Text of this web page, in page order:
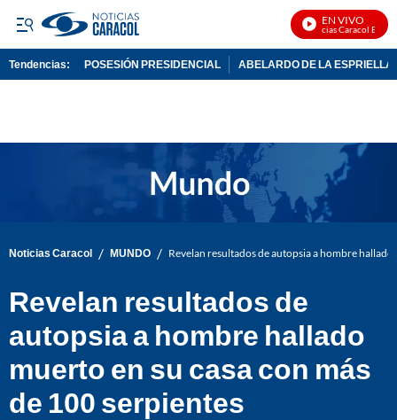
EN VIVO
Noticias Caracol En Vivo
Tendencias: POSESIÓN PRESIDENCIAL ABELARDO DE LA ESPRIELLA
Noticias Caracol / MUNDO / Revelan resultados de autopsia a hombre
Revelan resultados de
autopsia a hombre hallado
muerto en su casa con más
de 100 serpientes